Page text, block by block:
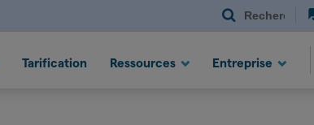
Recherche
Tarification Ressources Entreprise